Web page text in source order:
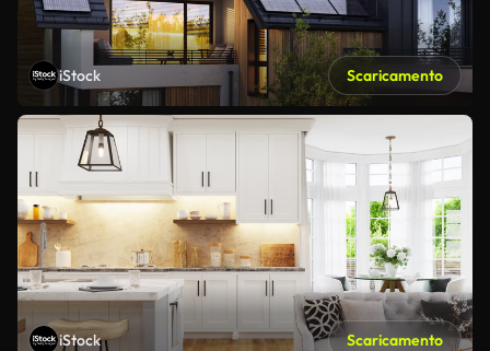
iStock Scaricamento
iStock Scaricamento